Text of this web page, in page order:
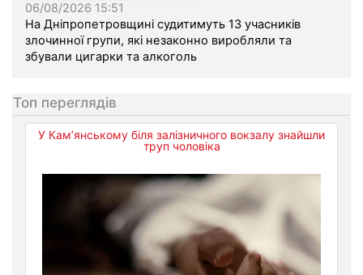
06/08/2026 15:51
На Дніпропетровщині судитимуть 13 учасників
злочинної групи, які незаконно виробляли та
збували цигарки та алкоголь
Топ переглядів
У Кам’янському біля залізничного вокзалу знайшли
труп чоловіка